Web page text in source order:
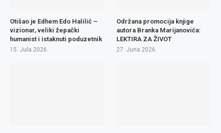
Otišao je Edhem Edo Halilić –
vizionar, veliki žepački
humanist i istaknuti poduzetnik
15. Jula 2026.
Održana promocija knjige
autora Branka Marijanovića:
LEKTIRA ZA ŽIVOT
27. Juna 2026.